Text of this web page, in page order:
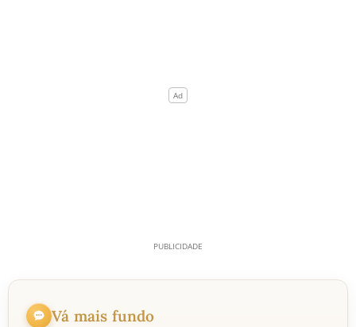
Vá mais fundo